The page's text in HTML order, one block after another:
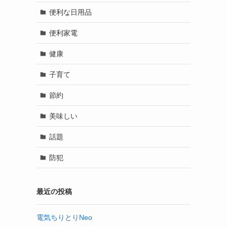
便利な日用品
便利家電
健康
子育て
節約
美味しい
話題
防犯
最近の投稿
電気ちりとりNeo